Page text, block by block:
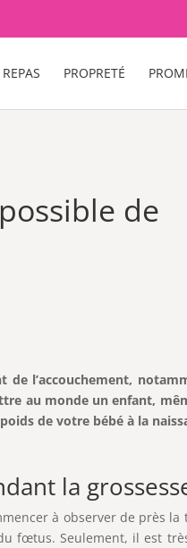
REPAS PROPRETÉ
de
l’accouchement,
au monde un enfant,
de votre bébé à la
la
à observer de près
fœtus. Seulement, il est